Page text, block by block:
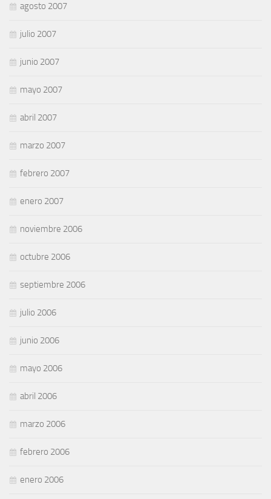
agosto 2007
julio 2007
junio 2007
mayo 2007
abril 2007
marzo 2007
febrero 2007
enero 2007
noviembre 2006
octubre 2006
septiembre 2006
julio 2006
junio 2006
mayo 2006
abril 2006
marzo 2006
febrero 2006
enero 2006